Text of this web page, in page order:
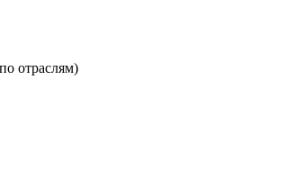
отраслям)